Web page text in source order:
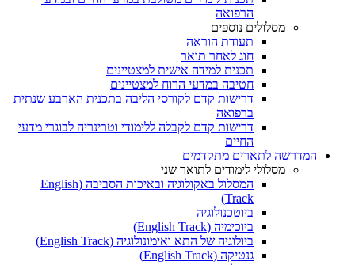
הרפואה
מסלולים נוספים
תעודת הוראה
חוג לאחר תואר
תכנית למידה אישית למצטיינים
חטיבה במדעי הרוח למצטיינים
דרישות קדם לקורסי הליבה בתכנית הארבע שנתית
ברפואה
דרישות קדם לקבלה ללימודי וטרינריה לבוגרי מדעי
החיים
המדרשה לתארים מתקדמים
מסלולי לימודים לתואר שני
המסלול באקולוגיה ובאיכות הסביבה (English
Track)
ביוטכנולוגיה
ביוכימיה (English Track)
ביולוגיה של התא ואימונולוגיה (English Track)
גנטיקה (English Track)